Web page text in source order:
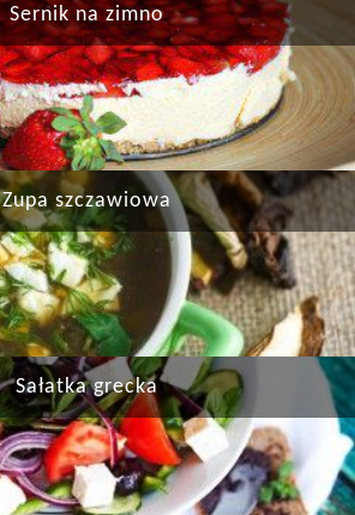
Sernik na zimno
Zupa szczawiowa
Sałatka grecka